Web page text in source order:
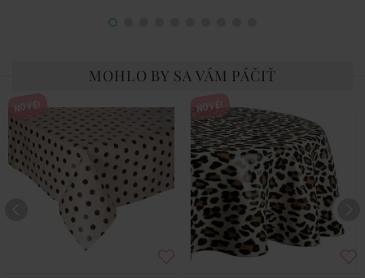
MOHLO BY SA VÁM PÁČIŤ
NOVÉ! NOVÉ!